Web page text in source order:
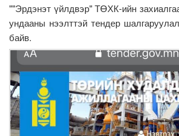
""Эрдэнэт үйлдвэр" ТӨХК-ийн
ундааны нээлттэй тендер
байв.